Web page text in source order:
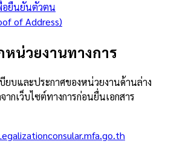
อยืนยันตัวตน
of Address)
หน่วยงานทางการ
ยบและประกาศของหน่วยงานด้านล่าง
กเว็บไซต์ทางการก่อนยื่นเอกสาร
consular.mfa.go.th